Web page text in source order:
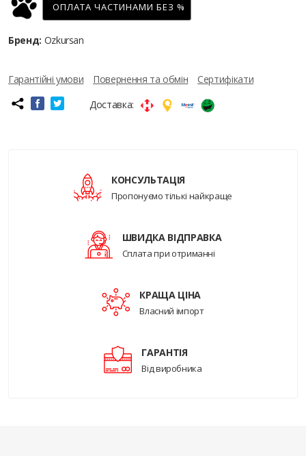
ОПЛАТА ЧАСТИНАМИ БЕЗ %
Бренд: Ozkursan
Гарантійні умови Повернення та обмін
Сертифікати
Доставка:
КОНСУЛЬТАЦІЯ
Пропонуємо тількі найкраще
ШВИДКА ВІДПРАВКА
Сплата при отриманні
КРАЩА ЦІНА
Власний імпорт
ГАРАНТІЯ
Від виробника